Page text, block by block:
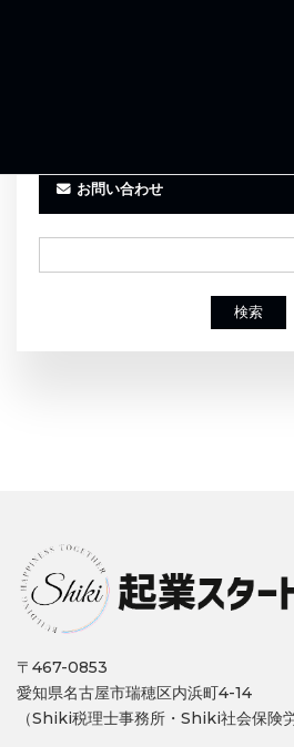
お問い合わせ
検索
〒467-0853
愛知県名古屋市瑞穂区内浜町4-14
（Shiki税理士事務所・Shiki社会保険